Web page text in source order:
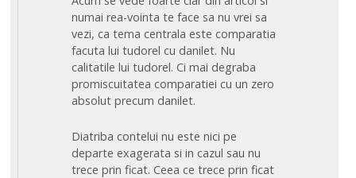
numai rea-vointa te face sa nu vrei sa
vezi, ca tema centrala este comparatia
facuta lui tudorel cu danilet. Nu
calitatile lui tudorel. Ci mai degraba
promiscuitatea comparatiei cu un zero
absolut precum danilet.
Diatriba contelui nu este nici pe
departe exagerata si in cazul sau nu
trece prin ficat. Ceea ce trece prin ficat